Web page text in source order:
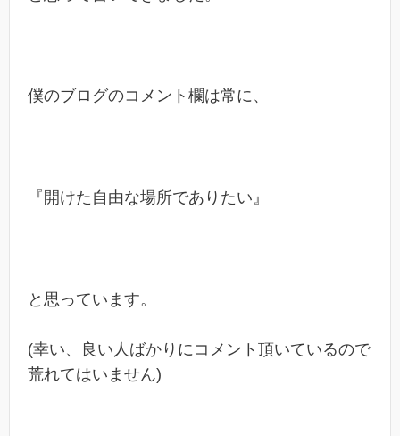
僕のブログのコメント欄は常に、
『開けた自由な場所でありたい』
と思っています。
(幸い、良い人ばかりにコメント頂いているので
荒れてはいません)